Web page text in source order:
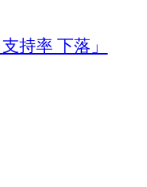
持率 下落」